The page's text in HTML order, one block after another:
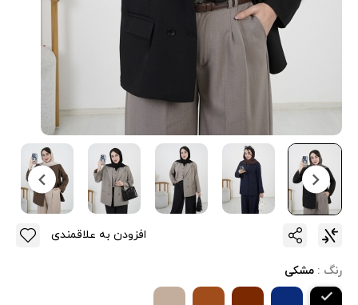
رنگ : مشکی
افزودن به علاقمندی